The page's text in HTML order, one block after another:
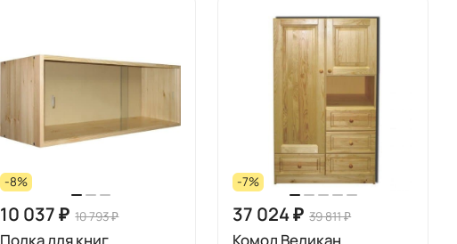
-8%
10 037 ₽ 10 793 ₽
Полка для книг
-7%
37 024 ₽ 39 811 ₽
Комод Великан